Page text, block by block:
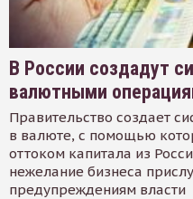
В России создадут
валютными
Правительство создает
в валюте, с помощью
оттоком капитала из
нежелание бизнеса
предупреждениям власти